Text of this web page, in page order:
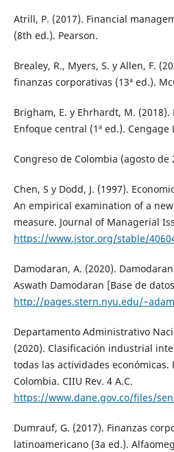
Atrill, P. (2017). Financial
(8th ed.). Pearson.
Brealey, R., Myers, S. y Allen, F.
finanzas corporativas (13ª ed.).
Brigham, E. y Ehrhardt, M. (2018).
Enfoque central (1ª ed.). Cengage
Congreso de Colombia (agosto de
Chen, S y Dodd, J. (1997).
An empirical examination of a
measure. Journal of Managerial
https://www.jstor.org/stable/
Damodaran, A. (2020).
Aswath Damodaran [Base de
http://pages.stern.nyu.edu/
Departamento Administrativo
(2020). Clasificación industrial
todas las actividades económicas.
Colombia. CIIU Rev. 4 A.C.
https://www.dane.gov.co/files/
Dumrauf, G. (2017). Finanzas
latinoamericano (3a ed.).